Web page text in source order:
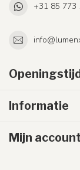
+31 85 773
Informatie
Mijn account